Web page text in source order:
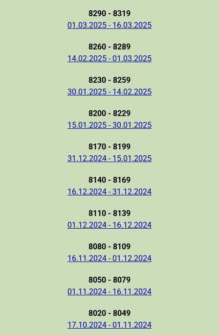
8290 - 8319
01.03.2025 - 16.03.2025
8260 - 8289
14.02.2025 - 01.03.2025
8230 - 8259
30.01.2025 - 14.02.2025
8200 - 8229
15.01.2025 - 30.01.2025
8170 - 8199
31.12.2024 - 15.01.2025
8140 - 8169
16.12.2024 - 31.12.2024
8110 - 8139
01.12.2024 - 16.12.2024
8080 - 8109
16.11.2024 - 01.12.2024
8050 - 8079
01.11.2024 - 16.11.2024
8020 - 8049
17.10.2024 - 01.11.2024